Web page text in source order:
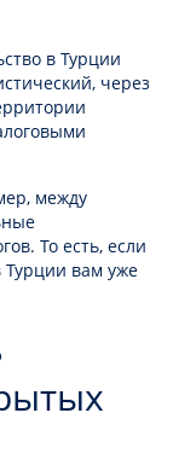
в Турции
через
между
То есть, если
Турции вам уже